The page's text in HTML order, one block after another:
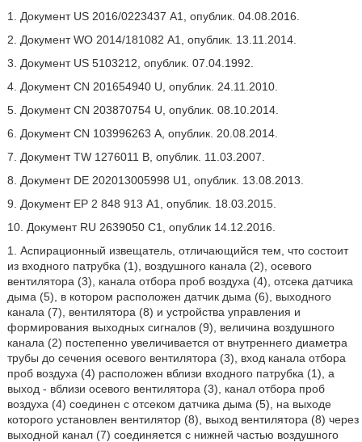
1. Документ US 2016/0223437 А1, опублик. 04.08.2016.
2. Документ WO 2014/181082 А1, опублик. 13.11.2014.
3. Документ US 5103212, опублик. 07.04.1992.
4. Документ CN 201654940 U, опублик. 24.11.2010.
5. Документ CN 203870754 U, опублик. 08.10.2014.
6. Документ CN 103996263 А, опублик. 20.08.2014.
7. Документ TW 1276011 В, опублик. 11.03.2007.
8. Документ DE 202013005998 U1, опублик. 13.08.2013.
9. Документ ЕР 2 848 913 А1, опублик. 18.03.2015.
10. Документ RU 2639050 С1, опублик 14.12.2016.
1. Аспирационный извещатель, отличающийся тем, что состоит
из входного патрубка (1), воздушного канала (2), осевого
вентилятора (3), канала отбора проб воздуха (4), отсека датчика
дыма (5), в котором расположен датчик дыма (6), выходного
канала (7), вентилятора (8) и устройства управления и
формирования выходных сигналов (9), величина воздушного
канала (2) постепенно увеличивается от внутреннего диаметра
трубы до сечения осевого вентилятора (3), вход канала отбора
проб воздуха (4) расположен вблизи входного патрубка (1), а
выход - вблизи осевого вентилятора (3), канал отбора проб
воздуха (4) соединен с отсеком датчика дыма (5), на выходе
которого установлен вентилятор (8), выход вентилятора (8) через
выходной канал (7) соединяется с нижней частью воздушного